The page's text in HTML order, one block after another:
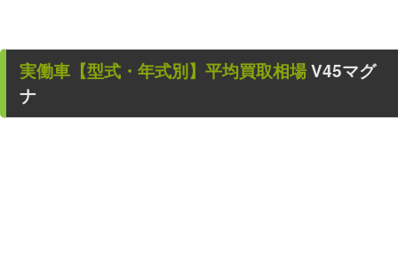
実働車 【型式・年式別】平均買取相場V45マグ
ナ